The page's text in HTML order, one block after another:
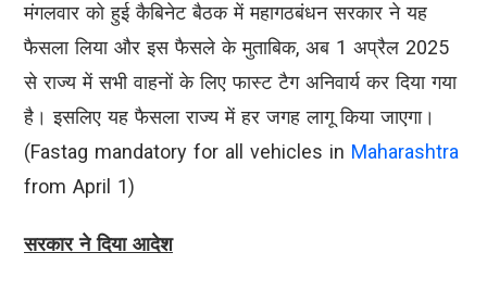
मंगलवार को हुई कैबिनेट बैठक में महागठबंधन सरकार ने यह
फैसला लिया और इस फैसले के मुताबिक, अब 1 अप्रैल 2025
से राज्य में सभी वाहनों के लिए फास्ट टैग अनिवार्य कर दिया गया
है। इसलिए यह फैसला राज्य में हर जगह लागू किया जाएगा।
(Fastag mandatory for all vehicles in Maharashtra
from April 1)
सरकार ने दिया आदेश